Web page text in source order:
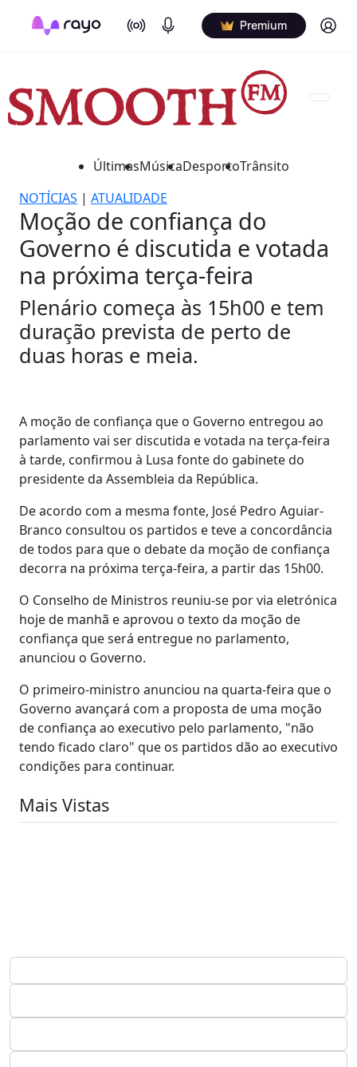
On Air Podcasts Premium Log in
ÚltimasMúsicaDesportoTrânsito
NOTÍCIAS | ATUALIDADE
Moção de confiança do
Governo é discutida e votada
na próxima terça-feira
Plenário começa às 15h00 e tem
duração prevista de perto de
duas horas e meia.
A moção de confiança que o Governo entregou ao
parlamento vai ser discutida e votada na terça-feira
à tarde, confirmou à Lusa fonte do gabinete do
presidente da Assembleia da República.
De acordo com a mesma fonte, José Pedro Aguiar-
Branco consultou os partidos e teve a concordância
de todos para que o debate da moção de confiança
decorra na próxima terça-feira, a partir das 15h00.
O Conselho de Ministros reuniu-se por via eletrónica
hoje de manhã e aprovou o texto da moção de
confiança que será entregue no parlamento,
anunciou o Governo.
O primeiro-ministro anunciou na quarta-feira que o
Governo avançará com a proposta de uma moção
de confiança ao executivo pelo parlamento, "não
tendo ficado claro" que os partidos dão ao executivo
condições para continuar.
Mais Vistas